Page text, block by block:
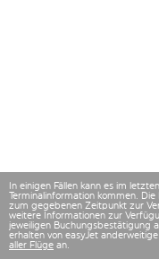
In einigen Fällen kann es im
Terminalinformation kommen.
zum gegebenen Zeitpunkt zur
weitere Informationen zur
jeweiligen Buchungsbestätigung
erhalten von easyJet
aller Flüge an.